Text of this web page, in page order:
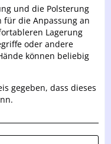
und die Polsterung
für die Anpassung an
Lagerung
oder andere
können beliebig
gegeben, dass dieses